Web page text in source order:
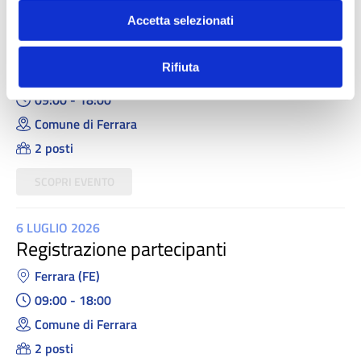
Accetta selezionati
Rifiuta
Registrazione partecipanti
09:00 - 18:00
Comune di Ferrara
2 posti
6 LUGLIO 2026
Registrazione partecipanti
Ferrara (FE)
09:00 - 18:00
Comune di Ferrara
2 posti